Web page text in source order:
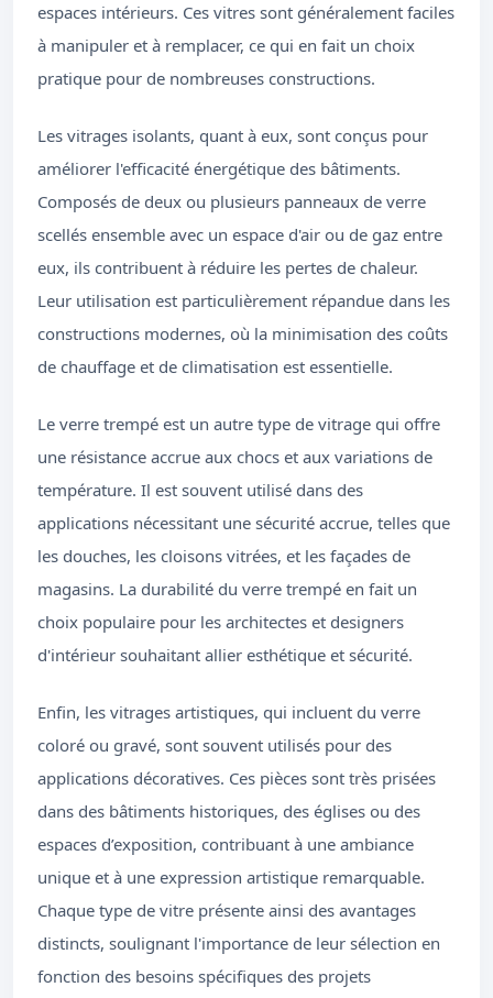
espaces intérieurs. Ces vitres sont généralement faciles
à manipuler et à remplacer, ce qui en fait un choix
pratique pour de nombreuses constructions.
Les vitrages isolants, quant à eux, sont conçus pour
améliorer l'efficacité énergétique des bâtiments.
Composés de deux ou plusieurs panneaux de verre
scellés ensemble avec un espace d'air ou de gaz entre
eux, ils contribuent à réduire les pertes de chaleur.
Leur utilisation est particulièrement répandue dans les
constructions modernes, où la minimisation des coûts
de chauffage et de climatisation est essentielle.
Le verre trempé est un autre type de vitrage qui offre
une résistance accrue aux chocs et aux variations de
température. Il est souvent utilisé dans des
applications nécessitant une sécurité accrue, telles que
les douches, les cloisons vitrées, et les façades de
magasins. La durabilité du verre trempé en fait un
choix populaire pour les architectes et designers
d'intérieur souhaitant allier esthétique et sécurité.
Enfin, les vitrages artistiques, qui incluent du verre
coloré ou gravé, sont souvent utilisés pour des
applications décoratives. Ces pièces sont très prisées
dans des bâtiments historiques, des églises ou des
espaces d’exposition, contribuant à une ambiance
unique et à une expression artistique remarquable.
Chaque type de vitre présente ainsi des avantages
distincts, soulignant l'importance de leur sélection en
fonction des besoins spécifiques des projets